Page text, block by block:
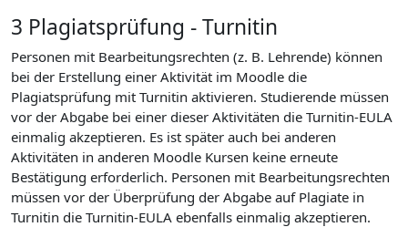
3 Plagiatsprüfung - Turnitin
Personen mit Bearbeitungsrechten (z. B. Lehrende) können
bei der Erstellung einer Aktivität im Moodle die
Plagiatsprüfung mit Turnitin aktivieren. Studierende müssen
vor der Abgabe bei einer dieser Aktivitäten die Turnitin-EULA
einmalig akzeptieren. Es ist später auch bei anderen
Aktivitäten in anderen Moodle Kursen keine erneute
Bestätigung erforderlich. Personen mit Bearbeitungsrechten
müssen vor der Überprüfung der Abgabe auf Plagiate in
Turnitin die Turnitin-EULA ebenfalls einmalig akzeptieren.